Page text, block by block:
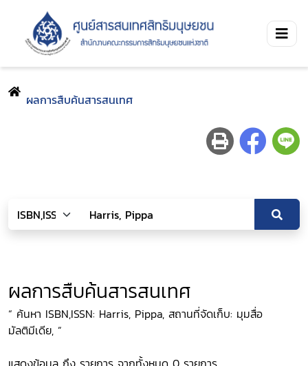
ผลการสืบค้นสารสนเทศ
ผลการสืบค้นสารสนเทศ
“ ค้นหา ISBN,ISSN: Harris, Pippa, สถานที่จัดเก็บ: มุมสื่อ
มัลติมีเดีย, ”